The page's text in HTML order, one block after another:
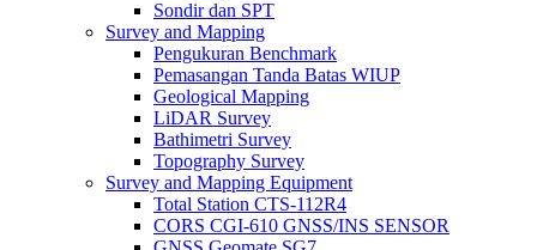
Sondir dan SPT
Survey and Mapping
Pengukuran Benchmark
Pemasangan Tanda Batas WIUP
Geological Mapping
LiDAR Survey
Bathimetri Survey
Topography Survey
Survey and Mapping Equipment
Total Station CTS-112R4
CORS CGI-610 GNSS/INS SENSOR